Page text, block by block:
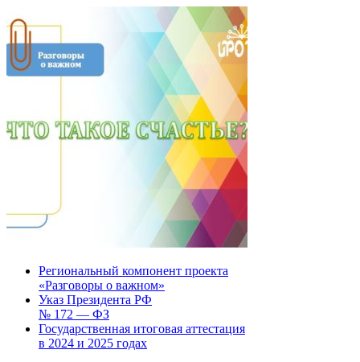
Региональный компонент проекта
«Разговоры о важном»
Указ Президента РФ
№ 172 — ФЗ
Государственная итоговая аттестация
в 2024 и 2025 годах